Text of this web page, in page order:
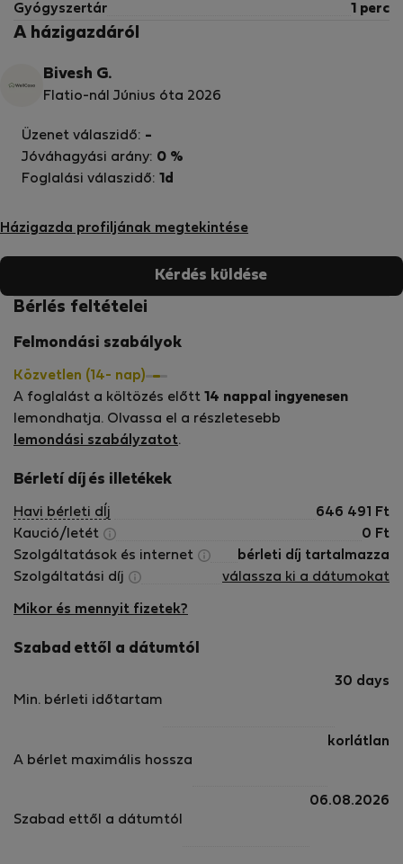
Gyógyszertár 1 perc
A házigazdáról
Bivesh G.
Flatio-nál Június óta 2026
Házigazda profiljának megtekintése
Üzenet válaszidő: -
Jóváhagyási arány: 0 %
Foglalási válaszidő: 1d
Kérdés küldése
Bérlés feltételei
Felmondási szabályok
Közvetlen (14- nap)
A foglalást a költözés előtt 14 nappal ingyenesen
lemondhatja. Olvassa el a részletesebb
lemondási szabályzatot.
Bérletí díj és illetékek
Havi bérleti dÍj 646 491
Ft
Kaució/letét
0 Ft
Szolgáltatások és internet
bérleti díj tartalmazza
Szolgáltatási díj
válassza ki a dátumokat
Mikor és mennyit fizetek?
Szabad ettől a dátumtól
Min. bérleti időtartam
30 days
A bérlet maximális hossza
korlátlan
Szabad ettől a dátumtól
06.08.2026